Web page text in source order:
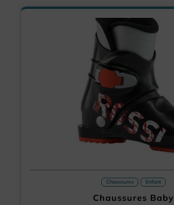
Chaussures Enfant
Chaussures Baby